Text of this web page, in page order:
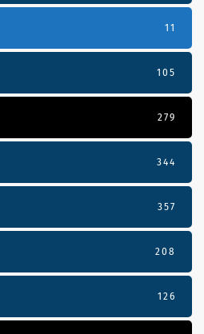
11
105
279
344
357
208
126